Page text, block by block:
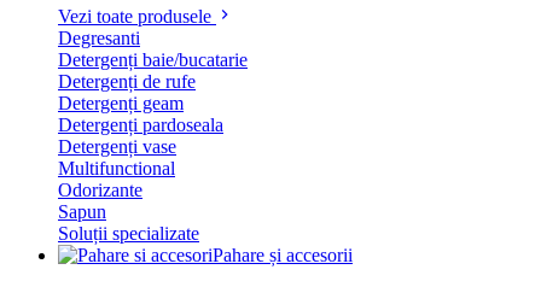
Vezi toate produsele
Degresanti
Detergenți baie/bucatarie
Detergenți de rufe
Detergenți geam
Detergenți pardoseala
Detergenți vase
Multifunctional
Odorizante
Sapun
Soluții specializate
Pahare și accesorii